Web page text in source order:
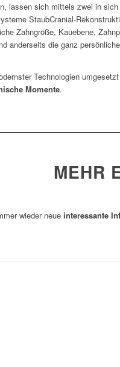
lassen sich mittels zwei in
StaubCranial-
Zahngröße, Kauebene,
anderseits die ganz
Technologien
Momente.
MEHR
wieder neue interessante